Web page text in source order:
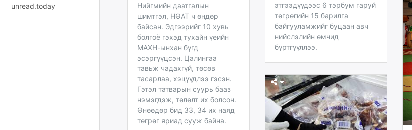
unread.today
этгээдүүдээс 6 тэрбум гаруй
төгрөгийн 15 барилга
байгууламжийг буцаан авч
нийслэлийн өмчид
бүртгүүллээ.
Нийгмийн даатгалын
шимтгэл, НӨАТ ч өндөр
байсан. Эдгээрийг 10 хувь
болгоё гэхэд тухайн үеийн
МАХН-ынхан бүгд
эсэргүүцсэн. Цалингаа
тавьж чадахгүй, төсөв
тасарлаа, хэцүүдлээ гэсэн.
Гэтэл татварын суурь бааз
нэмэгдэж, төлөлт их болсон.
Өнөөдөр бид 33, 34 их наяд
төгрөг яриад сууж байна.